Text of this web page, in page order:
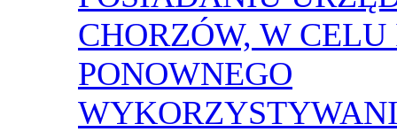
CHORZÓW, W
PONOWNEGO